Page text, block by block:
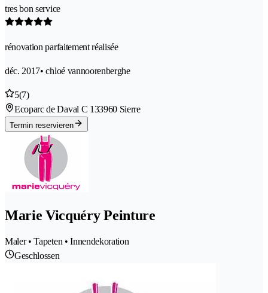
tres bon service
rénovation parfaitement réalisée
déc. 2017• chloé vannoorenberghe
5(7)
Ecoparc de Daval C 133960 Sierre
Termin reservieren
Marie Vicquéry Peinture
Maler • Tapeten • Innendekoration
Geschlossen